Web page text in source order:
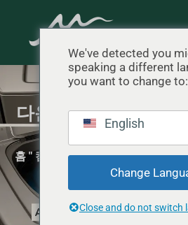
다운 침낭을 안전하
지 간단한
홈" 캠핑 유지보수"다운 침낭을
간단한 단계
We've detected you
speaking a different
you want to change to:
English
Change
Close and do not switch